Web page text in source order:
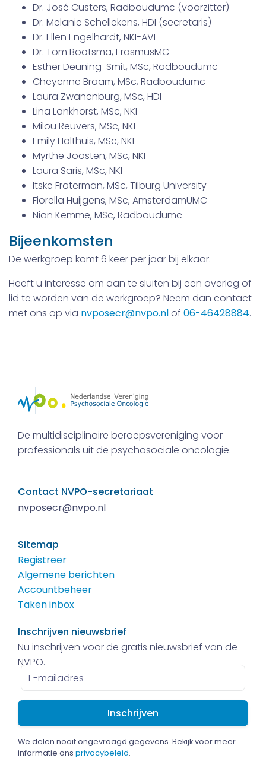
Dr. José Custers, Radboudumc (voorzitter)
Dr. Melanie Schellekens, HDI (secretaris)
Dr. Ellen Engelhardt, NKI-AVL
Dr. Tom Bootsma, ErasmusMC
Esther Deuning-Smit, MSc, Radboudumc
Cheyenne Braam, MSc, Radboudumc
Laura Zwanenburg, MSc, HDI
Lina Lankhorst, MSc, NKI
Milou Reuvers, MSc, NKI
Emily Holthuis, MSc, NKI
Myrthe Joosten, MSc, NKI
Laura Saris, MSc, NKI
Itske Fraterman, MSc, Tilburg University
Fiorella Huijgens, MSc, AmsterdamUMC
Nian Kemme, MSc, Radboudumc
Bijeenkomsten
De werkgroep komt 6 keer per jaar bij elkaar.
Heeft u interesse om aan te sluiten bij een overleg of
lid te worden van de werkgroep? Neem dan contact
met ons op via nvposecr@nvpo.nlof 06-46428884.
De multidisciplinaire beroepsvereniging voor
professionals uit de psychosociale oncologie.
Contact NVPO-secretariaat
nvposecr@nvpo.nl
Sitemap
Registreer
Algemene berichten
Accountbeheer
Taken inbox
Inschrijven nieuwsbrief
Nu inschrijven voor de gratis nieuwsbrief van de
NVPO.
E-
mailadres
We delen nooit ongevraagd gegevens. Bekijk voor meer
informatie ons privacybeleid.